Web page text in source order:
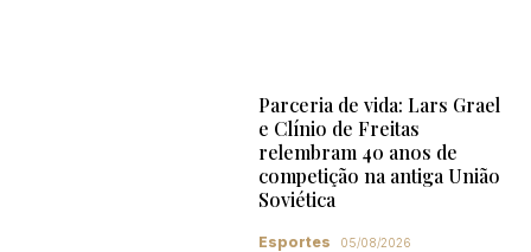
Parceria de vida: Lars Grael
e Clínio de Freitas
relembram 40 anos de
competição na antiga União
Soviética
Esportes 05/08/2026